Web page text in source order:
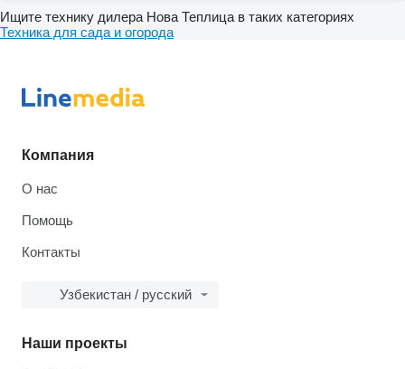
Ищите технику дилера Нова Теплица в таких категориях
Техника для сада и огорода
Компания
О нас
Помощь
Контакты
Узбекистан / русский
Наши проекты